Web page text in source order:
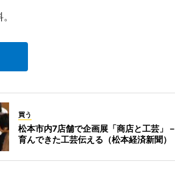
買う
松本市内7店舗で企画展「商店と工芸」－
育んできた工芸伝える（松本経済新聞）